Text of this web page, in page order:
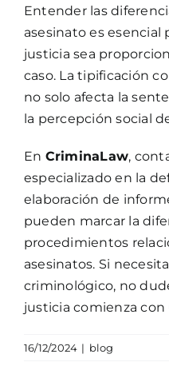
Entender las
asesinato es esencial
justicia sea
caso. La tipificación
no solo afecta la
la percepción social
En CriminaLaw,
especializado en la
elaboración de
pueden marcar la
procedimientos
asesinatos. Si
criminológico, no
justicia comienza con
16/12/2024 | blog